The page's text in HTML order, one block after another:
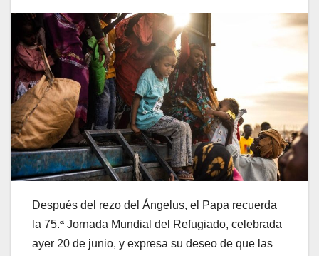
Después del rezo del Ángelus, el Papa recuerda
la 75.ª Jornada Mundial del Refugiado, celebrada
ayer 20 de junio, y expresa su deseo de que las